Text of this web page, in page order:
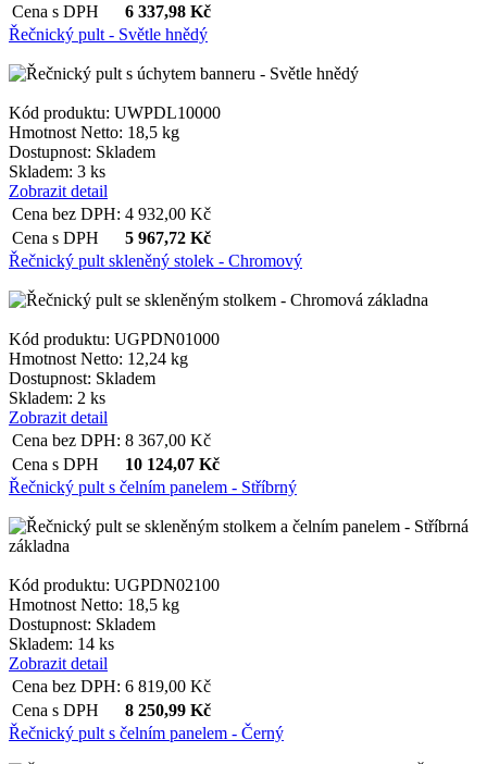
Cena s DPH
6 337,98 Kč
Řečnický pult - Světle hnědý
Kód produktu: UWPDL10000
Hmotnost Netto: 18,5 kg
Dostupnost: Skladem
Skladem: 3 ks
Zobrazit detail
Cena bez DPH: 4 932,00 Kč
Cena s DPH
5 967,72 Kč
Řečnický pult skleněný stolek - Chromový
Kód produktu: UGPDN01000
Hmotnost Netto: 12,24 kg
Dostupnost: Skladem
Skladem: 2 ks
Zobrazit detail
Cena bez DPH: 8 367,00 Kč
Cena s DPH
10 124,07 Kč
Řečnický pult s čelním panelem - Stříbrný
Kód produktu: UGPDN02100
Hmotnost Netto: 18,5 kg
Dostupnost: Skladem
Skladem: 14 ks
Zobrazit detail
Cena bez DPH: 6 819,00 Kč
Cena s DPH
8 250,99 Kč
Řečnický pult s čelním panelem - Černý